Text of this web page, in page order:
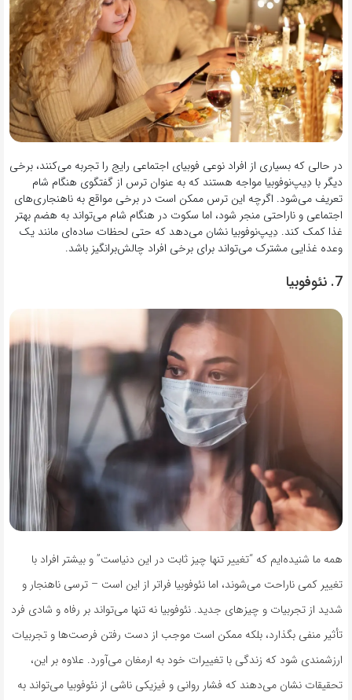
در حالی که بسیاری از افراد نوعی فوبیای اجتماعی رایج را تجربه می‌کنند، برخی
دیگر با دِیپ‌نوفوبیا مواجه هستند که به عنوان ترس از گفتگوی هنگام شام
تعریف می‌شود. اگرچه این ترس ممکن است در برخی مواقع به ناهنجاری‌های
اجتماعی و ناراحتی منجر شود، اما سکوت در هنگام شام می‌تواند به هضم بهتر
غذا کمک کند. دِیپ‌نوفوبیا نشان می‌دهد که حتی لحظات ساده‌ای مانند یک
وعده غذایی مشترک می‌تواند برای برخی افراد چالش‌برانگیز باشد.
7. نئوفوبیا
همه ما شنیده‌ایم که “تغییر تنها چیز ثابت در این دنیاست” و بیشتر افراد با
تغییر کمی ناراحت می‌شوند، اما نئوفوبیا فراتر از این است – ترسی ناهنجار و
شدید از تجربیات و چیزهای جدید. نئوفوبیا نه تنها می‌تواند بر رفاه و شادی فرد
تأثیر منفی بگذارد، بلکه ممکن است موجب از دست رفتن فرصت‌ها و تجربیات
ارزشمندی شود که زندگی با تغییرات خود به ارمغان می‌آورد. علاوه بر این،
تحقیقات نشان می‌دهند که فشار روانی و فیزیکی ناشی از نئوفوبیا می‌تواند به